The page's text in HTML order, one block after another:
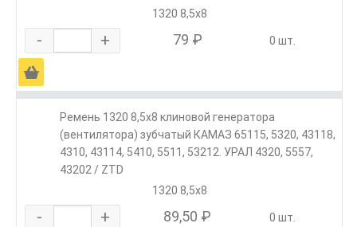
1320 8,5х8
- + 79 ₽ 0 шт.
Ä
Ремень 1320 8,5х8 клиновой генератора
(вентилятора) зубчатый КАМАЗ 65115, 5320, 43118,
4310, 43114, 5410, 5511, 53212. УРАЛ 4320, 5557,
43202 / ZTD
1320 8,5х8
- + 89,50 ₽ 0 шт.